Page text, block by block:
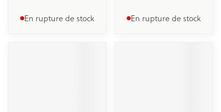
En rupture de stock En rupture de stock